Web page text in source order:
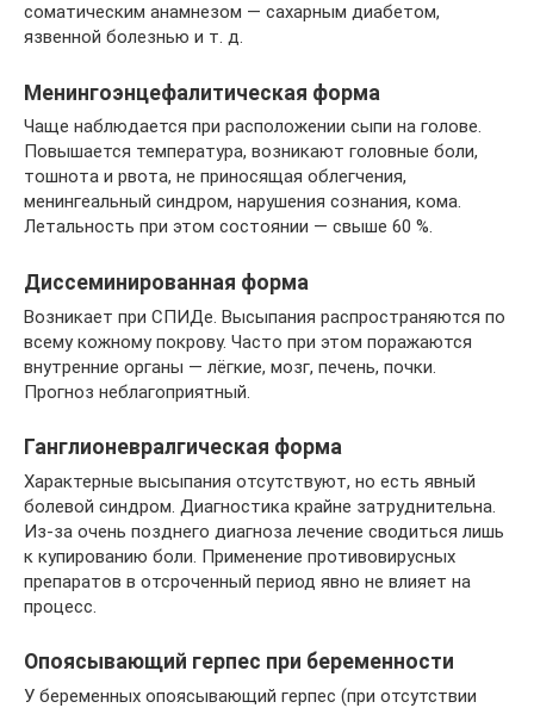
соматическим анамнезом — сахарным диабетом,
язвенной болезнью и т. д.
Менингоэнцефалитическая форма
Чаще наблюдается при расположении сыпи на голове.
Повышается температура, возникают головные боли,
тошнота и рвота, не приносящая облегчения,
менингеальный синдром, нарушения сознания, кома.
Летальность при этом состоянии — свыше 60 %.
Диссеминированная форма
Возникает при СПИДе. Высыпания распространяются по
всему кожному покрову. Часто при этом поражаются
внутренние органы — лёгкие, мозг, печень, почки.
Прогноз неблагоприятный.
Ганглионевралгическая форма
Характерные высыпания отсутствуют, но есть явный
болевой синдром. Диагностика крайне затруднительна.
Из-за очень позднего диагноза лечение сводиться лишь
к купированию боли. Применение противовирусных
препаратов в отсроченный период явно не влияет на
процесс.
Опоясывающий герпес при беременности
У беременных опоясывающий герпес (при отсутствии